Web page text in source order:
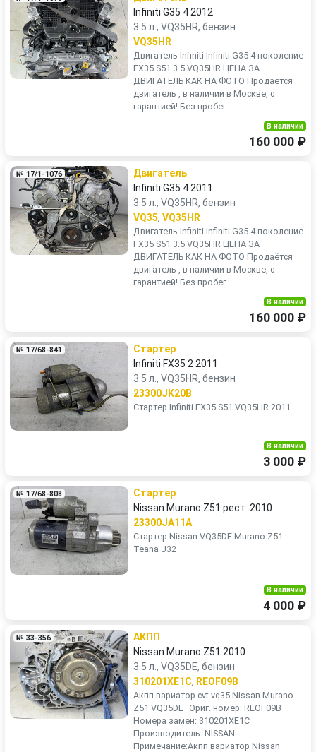
Infiniti G35 4 2012
3.5 л., VQ35HR, бензин
VQ35HR
Двигатель Infiniti Infiniti G35 4 поколение
FX35 S51 3.5 VQ35HR ЦЕНА ЗА
ДВИГАТЕЛЬ КАК НА ФОТО Продаётся
двигатель , в наличии в Москве, с
гарантией! Без пробег...
В наличии
160 000 ₽
№ 17/1-1076
Двигатель
Infiniti G35 4 2011
3.5 л., VQ35HR, бензин
VQ35, VQ35HR
Двигатель Infiniti Infiniti G35 4 поколение
FX35 S51 3.5 VQ35HR ЦЕНА ЗА
ДВИГАТЕЛЬ КАК НА ФОТО Продаётся
двигатель , в наличии в Москве, с
гарантией! Без пробег...
В наличии
160 000 ₽
№ 17/68-841
Стартер
Infiniti FX35 2 2011
3.5 л., VQ35HR, бензин
23300JK20B
Стартер Infiniti FX35 S51 VQ35HR 2011
В наличии
3 000 ₽
№ 17/68-808
Стартер
Nissan Murano Z51 рест. 2010
23300JA11A
Стартер Nissan VQ35DE Murano Z51
Teana J32
В наличии
4 000 ₽
№ 33-356
АКПП
Nissan Murano Z51 2010
3.5 л., VQ35DE, бензин
310201XE1C, REOF09B
Акпп вариатор cvt vq35 Nissan Murano
Z51 VQ35DE Ориг. номер: REOF09B
Номера замен: 310201XE1C
Производитель: NISSAN
Примечание:Акпп вариатор Nissan